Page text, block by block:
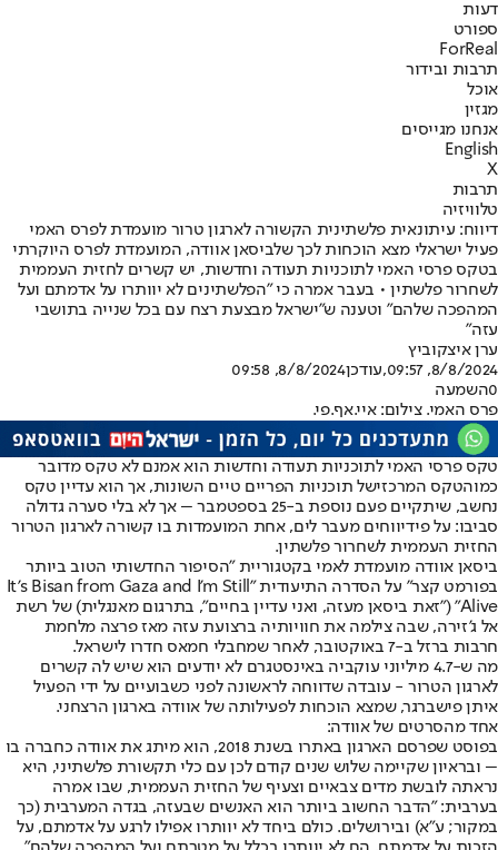
דעות
ספורט
ForReal
תרבות ובידור
אוכל
מגזין
אנחנו מגייסים
English
X
תרבות
טלוויזיה
דיווח: עיתונאית פלשתינית הקשורה לארגון טרור מועמדת לפרס האמי
פעיל ישראלי מצא הוכחות לכך שלביסאן אוודה, המועמדת לפרס היוקרתי
בטקס פרסי האמי לתוכניות תעודה וחדשות, יש קשרים לחזית העממית
לשחרור פלשתין • בעבר אמרה כי "הפלשתינים לא יוותרו על אדמתם ועל
המהפכה שלהם" וטענה ש"ישראל מבצעת רצח עם בכל שנייה בתושבי
עזה"
ערן איצקוביץ
8/8/2024, 09:57
,עודכן8/8/2024, 09:58
0השמעה
פרס האמי. צילום: איי.אף.פי.
טקס פרסי האמי לתוכניות תעודה וחדשות הוא אמנם לא טקס מדובר
כמוהטקס המרכזישל תוכניות הפריים טיים השונות, אך הוא עדיין טקס
נחשב, שיתקיים פעם נוספת ב-25 בספטמבר – אך לא בלי סערה גדולה
סביבו: על פידיווחים מעבר לים, אחת המועמדות בו קשורה לארגון הטרור
החזית העממית לשחרור פלשתין.
ביסאן אוודה מועמדת לאמי בקטגוריית "הסיפור החדשותי הטוב ביותר
בפורמט קצר" על הסדרה התיעודית "It’s Bisan from Gaza and I’m Still
Alive" ("זאת ביסאן מעזה, ואני עדיין בחיים", בתרגום מאנגלית) של רשת
אל ג'זירה, שבה צילמה את חוויותיה ברצועת עזה מאז פרצה מלחמת
חרבות ברזל ב-7 באוקטובר, לאחר שמחבלי חמאס חדרו לישראל.
מה ש-4.7 מיליוני עוקביה באינסטגרם לא יודעים הוא שיש לה קשרים
לארגון הטרור - עובדה שדווחה לראשונה לפני כשבועיים על ידי הפעיל
איתן פישברגר, שמצא הוכחות לפעילותה של אוודה בארגון הרצחני.
אחד מהסרטים של אוודה:
בפוסט שפרסם הארגון באתרו בשנת 2018, הוא מיתג את אוודה כחברה בו
– ובראיון שקיימה שלוש שנים קודם לכן עם כלי תקשורת פלשתיני, היא
נראתה לובשת מדים צבאיים וצעיף של החזית העממית, שבו אמרה
בערבית: "הדבר החשוב ביותר הוא האנשים שבעזה, בגדה המערבית (כך
במקור; ע"א) ובירושלים. כולם ביחד לא יוותרו אפילו לרגע על אדמתם, על